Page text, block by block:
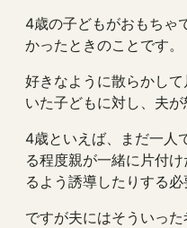
4歳の子どもがおもちゃ
かったときのことです。
好きなように散らかし
いた子どもに対し、夫が
4歳といえば、まだ一人
る程度親が一緒に片付
るよう誘導したりする必
ですが夫にはそういっ